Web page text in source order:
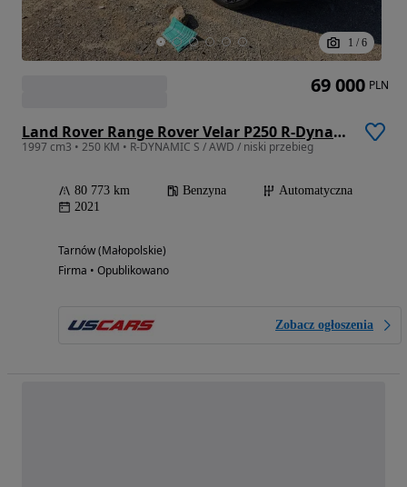
1 / 6
Land Rover Range Rover Velar P250 R-Dynamic S
1997 cm3 • 250 KM • R-DYNAMIC S / AWD / niski przebieg
80 773 km Benzyna
Automatyczna
2021
Tarnów (Małopolskie)
Firma • Opublikowano
Zobacz ogłoszenia
69 000 PLN